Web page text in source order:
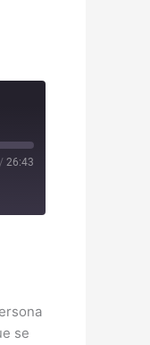
/ 26:43
se